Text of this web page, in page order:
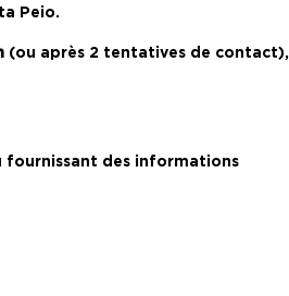
Peio.
(ou après 2 tentatives de contact),
fournissant des informations